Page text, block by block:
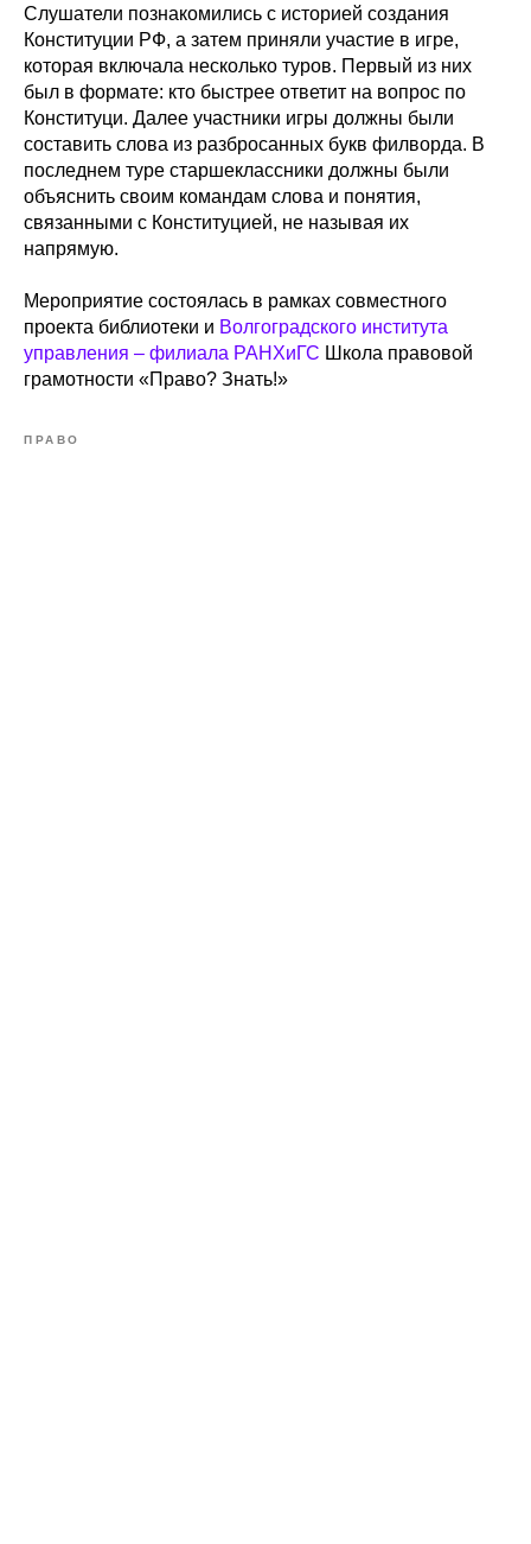
Слушатели познакомились с историей создания
Конституции РФ, а затем приняли участие в игре,
которая включала несколько туров. Первый из них
был в формате: кто быстрее ответит на вопрос по
Конституци. Далее участники игры должны были
составить слова из разбросанных букв филворда. В
последнем туре старшеклассники должны были
объяснить своим командам слова и понятия,
связанными с Конституцией, не называя их
напрямую.
Мероприятие состоялась в рамках совместного
проекта библиотеки и Волгоградского института
управления – филиала РАНХиГС Школа правовой
грамотности «Право? Знать!»
ПРАВО